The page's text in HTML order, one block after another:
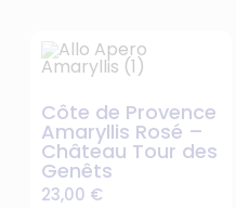
Côte de Provence
Amaryllis Rosé –
Château Tour des
Genêts
23,00 €